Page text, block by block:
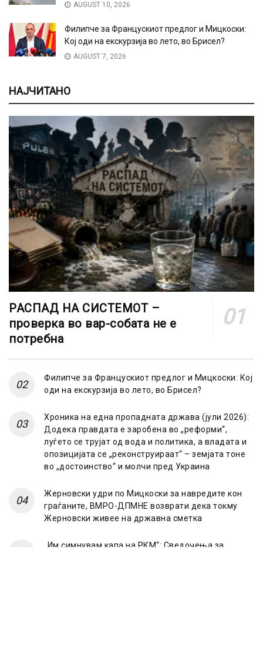
AUGUST 10, 2026
Филипче за Францускиот предлог и Мицкоски:
Кој оди на екскурзија во лето, во Брисел?
AUGUST 7, 2026
НАЈЧИТАНО
РАСПАД НА СИСТЕМОТ –
проверка во вар-собата не е
потребна
Филипче за Францускиот предлог и Мицкоски: Кој
оди на екскурзија во лето, во Брисел?
Хроника на една пропадната држава (јули 2026):
Додека правдата е заробена во „реформи“,
луѓето се трујат од вода и политика, а владата и
опозицијата се „реконструираат“ – земјата тоне
во „достоинство“ и молчи пред Украина
Жерновски удри по Мицкоски за навредите кон
граѓаните, ВМРО-ДПМНЕ возврати дека токму
Жерновски живее на државна сметка
„Им симнувам капа на РКМ“: Сведочења за